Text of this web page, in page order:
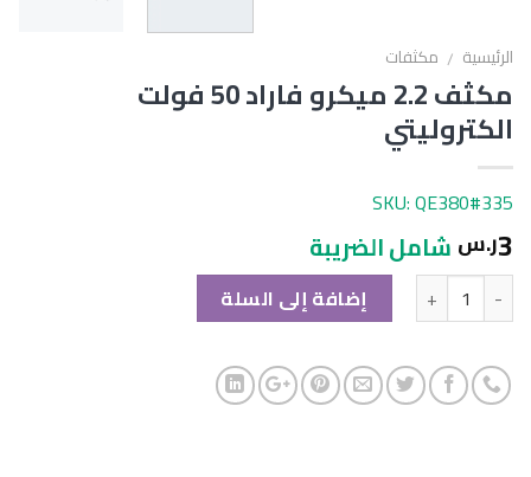
الرئيسية / مكثفات
مكثف 2.2 ميكرو فاراد 50 فولت
الكتروليتي
SKU: QE380#335
3ر.س شامل الضريبة
الكمية إضافة إلى السلة